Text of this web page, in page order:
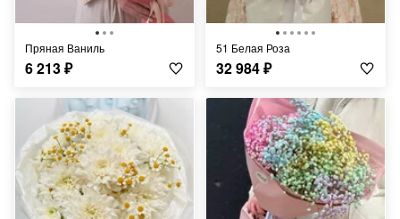
Пряная Ваниль
6 213₽
51 Белая Роза
32 984₽